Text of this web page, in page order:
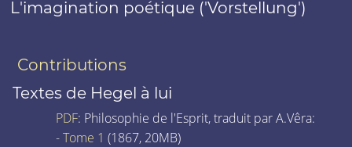
L'imagination poétique ('Vorstellung')
Contributions
Textes de Hegel à lui
PDF: Philosophie de l'Esprit, traduit par A.Vêra:
-Tome 1 (1867, 20MB)